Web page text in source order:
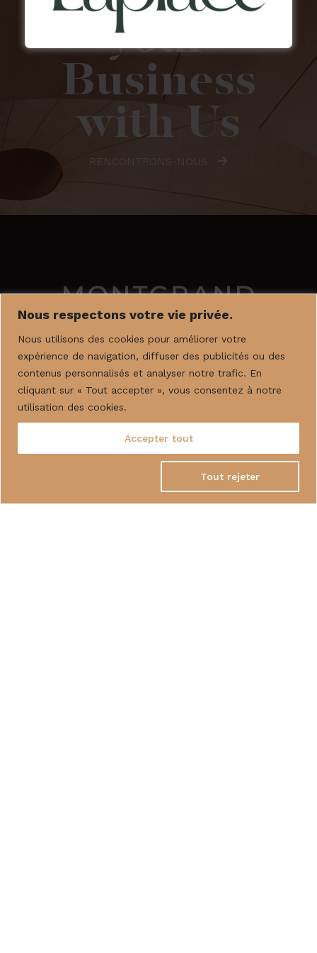
Nous respectons votre vie privée.
Nous utilisons des cookies pour améliorer votre
expérience de navigation, diffuser des publicités ou des
contenus personnalisés et analyser notre trafic. En
cliquant sur « Tout accepter », vous consentez à notre
utilisation des cookies.
Tout rejeter
Accepter tout
your
Business
with Us
RENCONTRONS-NOUS
MONTGRAND.COM © 2026 - NOUS CONTACTER
SITE RÉALISÉ PARMIND 7